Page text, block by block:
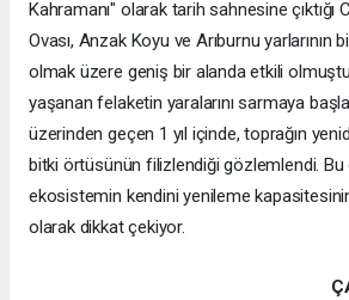
Kahramanı" olarak tarih sahnesine çıktığı
Ovası, Anzak Koyu ve Arıburnu yarlarının
olmak üzere geniş bir alanda etkili
yaşanan felaketin yaralarını sarmaya
üzerinden geçen 1 yıl içinde, toprağın
bitki örtüsünün filizlendiği gözlemlendi. Bu
ekosistemin kendini yenileme
olarak dikkat çekiyor.